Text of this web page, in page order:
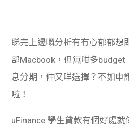
睇完上邊嘅分析有冇心郁郁想
部Macbook，但無咁多budget
息分期，仲又咩選擇？不如申
啦！
uFinance 學生貸款有個好處